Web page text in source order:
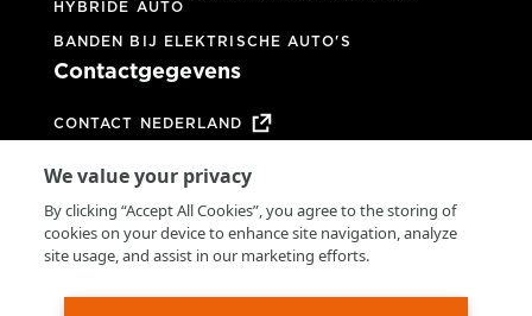
HYBRIDE AUTO
BANDEN BIJ ELEKTRISCHE AUTO'S
Contactgegevens
CONTACT NEDERLAND
OOK MOOBI CENTER WORDEN?
VEELGESTELDE VRAGEN
ALGEMENE VOORWAARDEN
We value your privacy
By clicking “Accept All Cookies”, you agree to the storing of
cookies on your device to enhance site navigation, analyze
site usage, and assist in our marketing efforts.